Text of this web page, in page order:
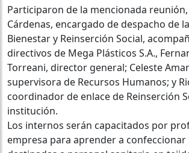
Participaron de la mencionada
Cárdenas, encargado de despacho de
Bienestar y Reinserción Social,
directivos de Mega Plásticos S.A.,
Torreani, director general; Celeste
supervisora de Recursos Humanos; y
coordinador de enlace de Reinserción
institución.
Los internos serán capacitados por
empresa para aprender a confeccionar